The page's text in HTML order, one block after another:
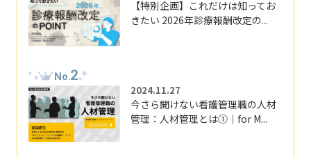
【特別企画】これだけは知ってお
きたい 2026年診療報酬改定の...
No.2
2024.11.27
今さら聞けない看護管理職の人材
管理：人材管理とは①｜for M...